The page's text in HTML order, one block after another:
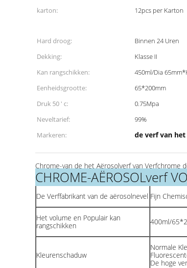
karton:
12pcs per Karton
Hard droog:
Binnen 24 Uren
Dekking:
Klasse II
Kan rangschikken:
450ml/Dia
Eenheidsgrootte:
65*200mm
Druk 50 ' c:
0.75Mpa
Neveltarief:
99%
Markeren:
de verf van
Chrome-van de het Aërosolverf van Verfchrome
CHROME-AËROSOLverf
De Verffabrikant van de aërosolnevel Fijn
Het volume en Populair kan
rangschikken
400ml/
Kleurenschaduw
Normale
De hoge